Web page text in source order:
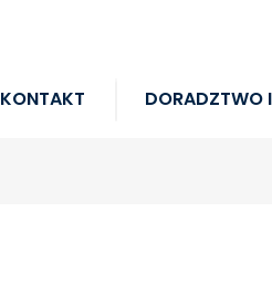
KONTAKT DORADZTWO